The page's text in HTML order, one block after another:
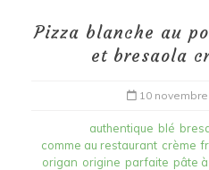
Pizza blanche au
et bresaola
10
authentique blé
comme au restaurant crème
origan origine parfaite pâte